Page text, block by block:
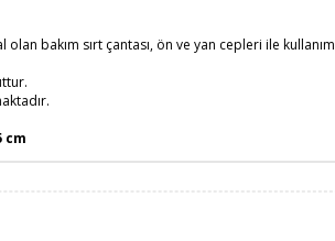
bakım sırt çantası, ön ve yan cepleri ile
cm